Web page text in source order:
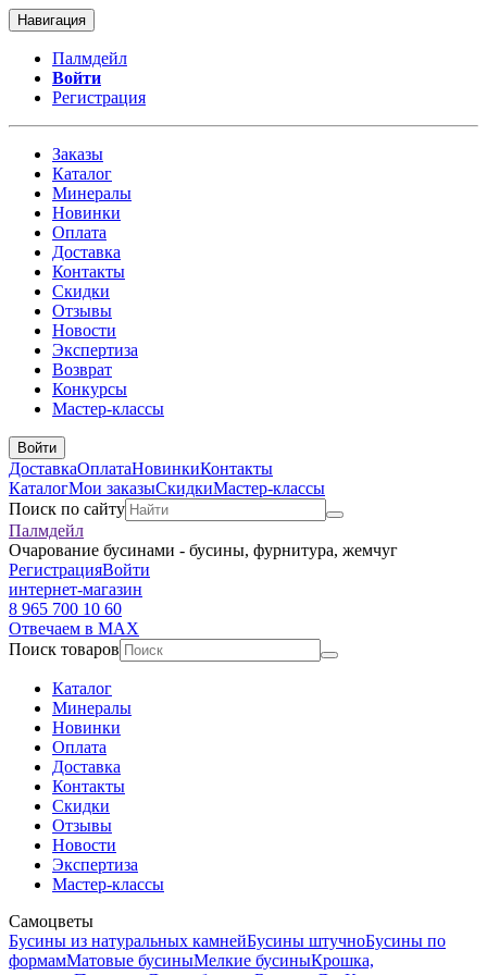
Навигация
Палмдейл
Войти
Регистрация
Заказы
Каталог
Минералы
Новинки
Оплата
Доставка
Контакты
Скидки
Отзывы
Новости
Экспертиза
Возврат
Конкурсы
Мастер-классы
Войти
ДоставкаОплатаНовинкиКонтакты
КаталогМои заказыСкидкиМастер-классы
Поиск по сайту
Палмдейл
Очарование бусинами - бусины, фурнитура, жемчуг
РегистрацияВойти
интернет-магазин
8 965 700 10 60
Отвечаем в MAX
Поиск товаров
Каталог
Минералы
Новинки
Оплата
Доставка
Контакты
Скидки
Отзывы
Новости
Экспертиза
Мастер-классы
Самоцветы
Бусины из натуральных камнейБусины штучноБусины по
формамМатовые бусиныМелкие бусиныКрошка,